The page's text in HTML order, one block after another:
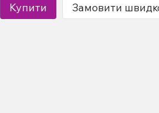
Купити Замовити